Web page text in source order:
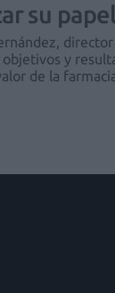
su
y
de la